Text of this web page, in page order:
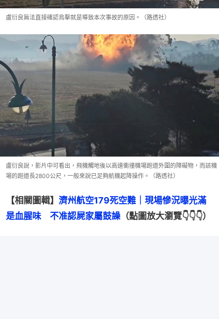
盧衍良無法直接確認鳥擊就是導致本次事故的原因。（路透社）
盧衍良說，影片中可看出，飛機觸地後以高速衝撞機場跑道外圍的障礙物，而該機
場的跑道長2800公尺，一般來說已足夠航機起降操作。（路透社）
【相關圖輯】 濟州航空179死空難｜現場慘況曝光滿
是血腥味　不准認屍家屬鼓譟（點圖放大瀏覽👇👇👇）